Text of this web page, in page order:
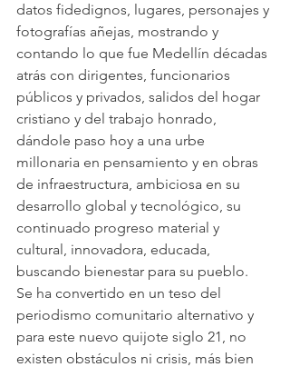
datos fidedignos, lugares, personajes y
fotografías añejas, mostrando y
contando lo que fue Medellín décadas
atrás con dirigentes, funcionarios
públicos y privados, salidos del hogar
cristiano y del trabajo honrado,
dándole paso hoy a una urbe
millonaria en pensamiento y en obras
de infraestructura, ambiciosa en su
desarrollo global y tecnológico, su
continuado progreso material y
cultural, innovadora, educada,
buscando bienestar para su pueblo.
Se ha convertido en un teso del
periodismo comunitario alternativo y
para este nuevo quijote siglo 21, no
existen obstáculos ni crisis, más bien